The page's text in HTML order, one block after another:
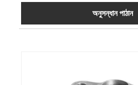
অনুসন্ধান পাঠান